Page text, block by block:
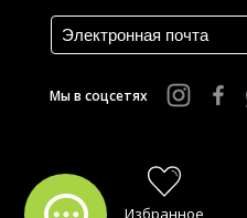
Мы в соцсетях
Избранное